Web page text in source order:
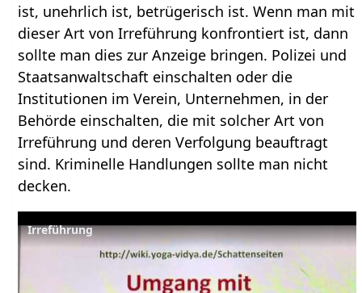
ist, unehrlich ist, betrügerisch ist. Wenn man mit
dieser Art von Irreführung konfrontiert ist, dann
sollte man dies zur Anzeige bringen. Polizei und
Staatsanwaltschaft einschalten oder die
Institutionen im Verein, Unternehmen, in der
Behörde einschalten, die mit solcher Art von
Irreführung und deren Verfolgung beauftragt
sind. Kriminelle Handlungen sollte man nicht
decken.
Irreführung